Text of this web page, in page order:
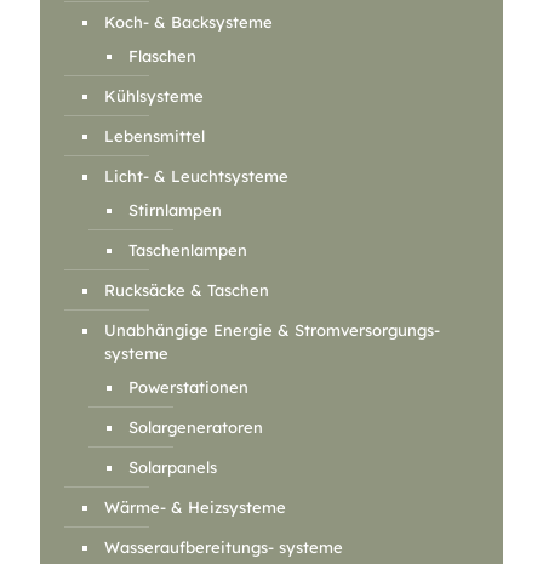
Koch- & Backsysteme
Flaschen
Kühlsysteme
Lebensmittel
Licht- & Leuchtsysteme
Stirnlampen
Taschenlampen
Rucksäcke & Taschen
Unabhängige Energie & Stromversorgungs-
systeme
Powerstationen
Solargeneratoren
Solarpanels
Wärme- & Heizsysteme
Wasseraufbereitungs- systeme